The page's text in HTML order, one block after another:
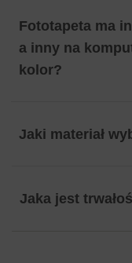
Fototapeta ma
a inny na
kolor?
Jaki materiał
Jaka jest